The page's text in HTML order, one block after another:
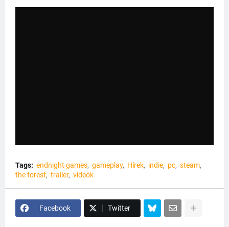
Tags: endnight games gameplay Hírek indie pc steam
the forest
trailer videók
Facebook Twitter